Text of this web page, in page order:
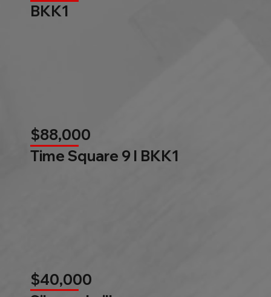
BKK1
$88,000
Time Square 9 l BKK1
$40,000